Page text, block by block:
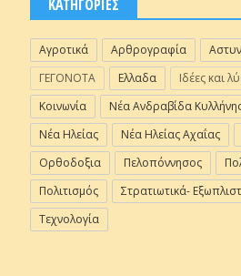
ΚΑΤΗΓΟΡΙΕΣ
Αγροτικά Αρθρογραφία
ΓΕΓΟΝΟΤΑ
Ελλαδα
Ιδέες και
Κοινωνία
Νέα Ανδραβίδα
Νέα Ηλείας
Νέα Ηλείας Αχαΐας
Ορθοδοξια
Πελοπόννησος
Πολιτισμός
Στρατιωτικά-
Τεχνολογία